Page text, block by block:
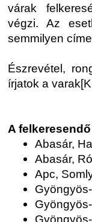
várak
végzi. Az
semmilyen
Észrevétel,
írjatok a
A
Abasár,
Abasár,
Apc,